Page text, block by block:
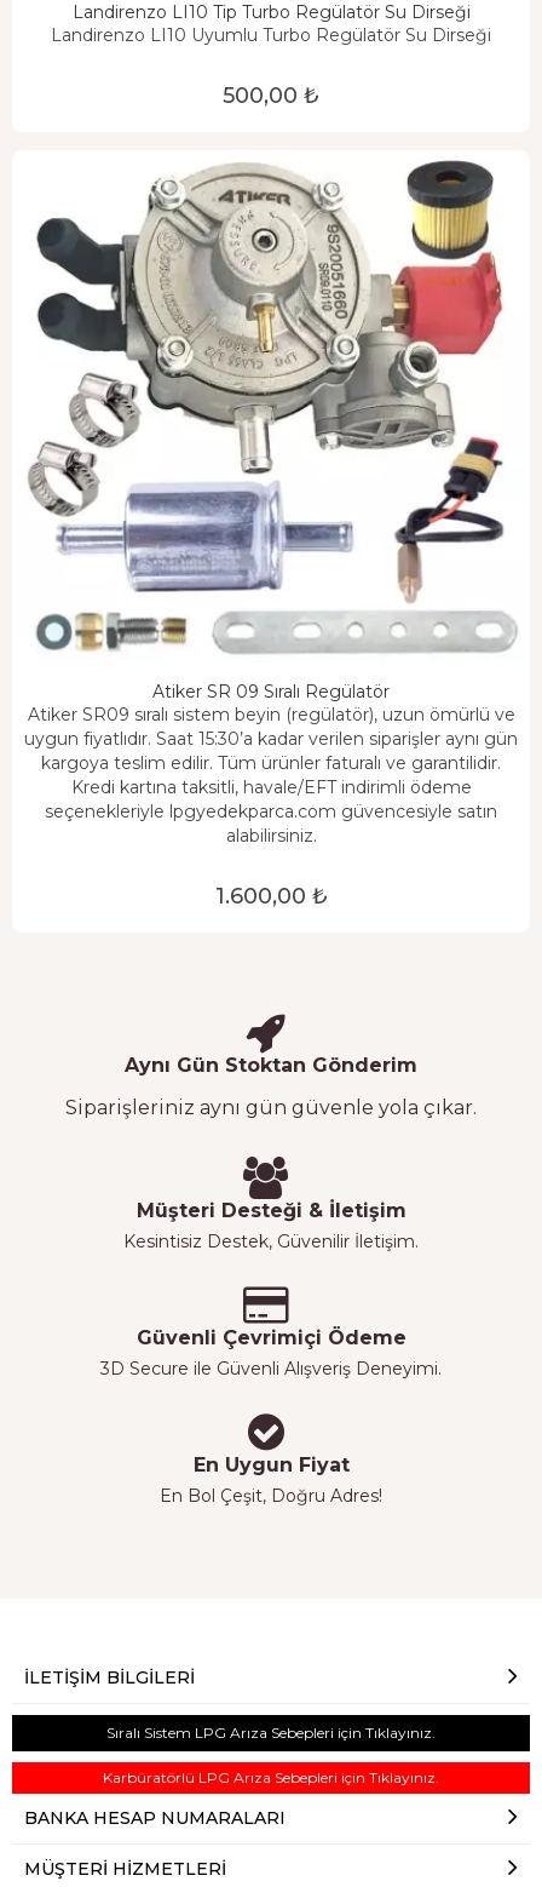
Landirenzo LI10 Tip Turbo Regülatör Su Dirseği
Landirenzo LI10 Uyumlu Turbo Regülatör Su Dirseği
500,00 ₺
Atiker SR 09 Sıralı Regülatör
Atiker SR09 sıralı sistem beyin (regülatör), uzun ömürlü ve
uygun fiyatlıdır. Saat 15:30’a kadar verilen siparişler aynı gün
kargoya teslim edilir. Tüm ürünler faturalı ve garantilidir.
Kredi kartına taksitli, havale/EFT indirimli ödeme
seçenekleriyle lpgyedekparca.com güvencesiyle satın
alabilirsiniz.
1.600,00 ₺
Aynı Gün Stoktan Gönderim
Siparişleriniz aynı gün güvenle yola çıkar.
Müşteri Desteği & İletişim
Kesintisiz Destek, Güvenilir İletişim.
Güvenli Çevrimiçi Ödeme
3D Secure ile Güvenli Alışveriş Deneyimi.
En Uygun Fiyat
En Bol Çeşit, Doğru Adres!
İLETIŞIM BILGILERI
Sıralı Sistem LPG Arıza Sebepleri için Tıklayınız.
Karbüratörlü LPG Arıza Sebepleri için Tıklayınız.
BANKA HESAP NUMARALARI
MÜŞTERI HIZMETLERI